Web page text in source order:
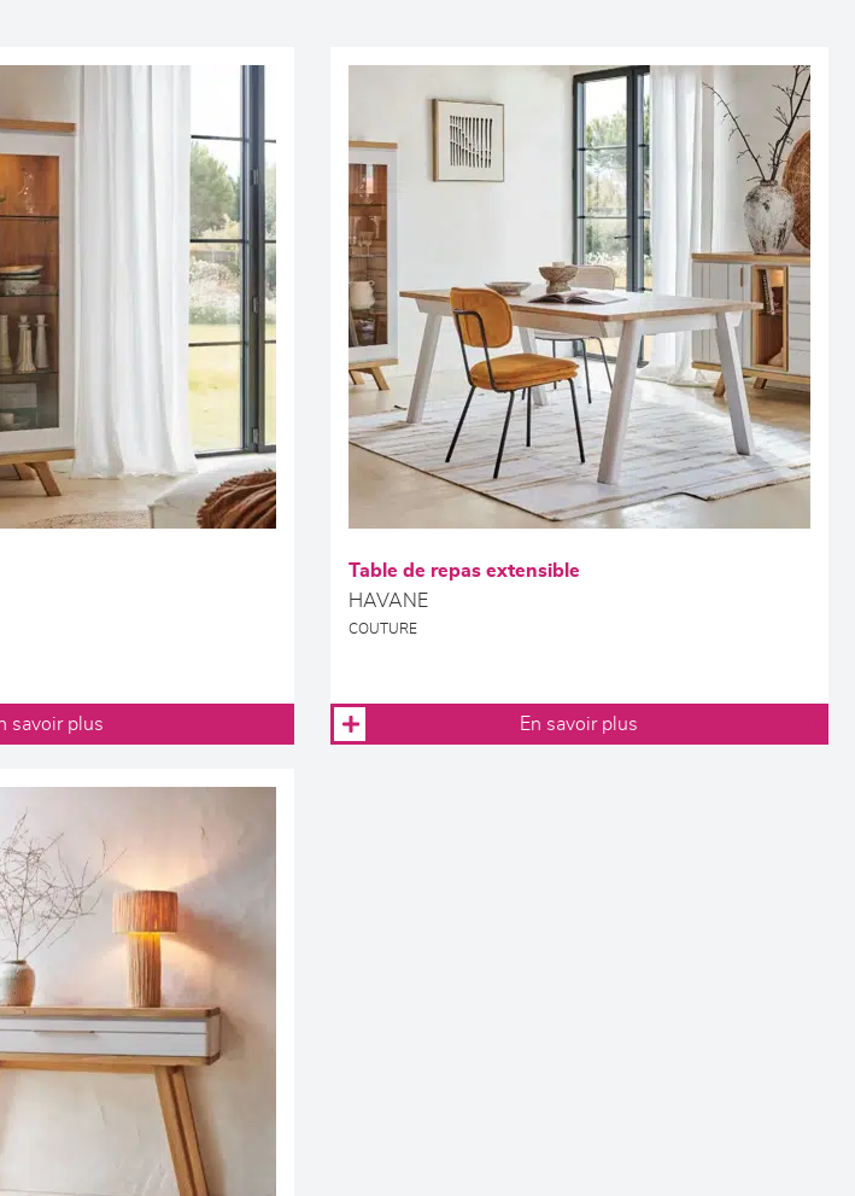
savoir plus
Table de repas extensible
HAVANE
COUTURE
En savoir plus